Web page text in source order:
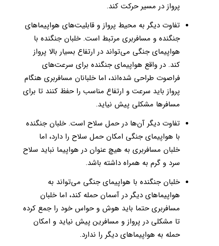
پرواز در مسیر حرکت کند.
تفاوت دیگر به محیط پرواز و قابلیت‌های هواپیماهای
جنگنده و مسافربری مرتبط است. خلبان جنگنده با
هواپیمای جنگی می‌تواند در ارتفاع بسیار بالا پرواز
کند. در واقع هواپیمای جنگنده برای سرعت‌های
فراصوت طراحی شده‌اند، اما خلبانان مسافربری هنگام
پرواز باید سرعت و ارتفاع مناسب را حفظ کنند تا برای
مسافرها مشکلی پیش نیاید.
تفاوت دیگر آن‌ها در حمل سلاح است. خلبان جنگنده
با هواپیمای جنگی امکان حمل سلاح را دارد، اما
خلبان مسافربری به هیچ عنوان در هواپیما نباید سلاح
سرد و گرم به همراه داشته باشد.
خلبان جنگنده با هواپیمای جنگی می‌تواند به
هواپیماهای دیگر در آسمان حمله کند، اما خلبان
مسافربری حتما باید هوش و حواس خود را جمع کرده
تا مشکلی در پرواز و مسافرین پیش نیاید و امکان
حمله به هواپیماهای دیگر را ندارد.